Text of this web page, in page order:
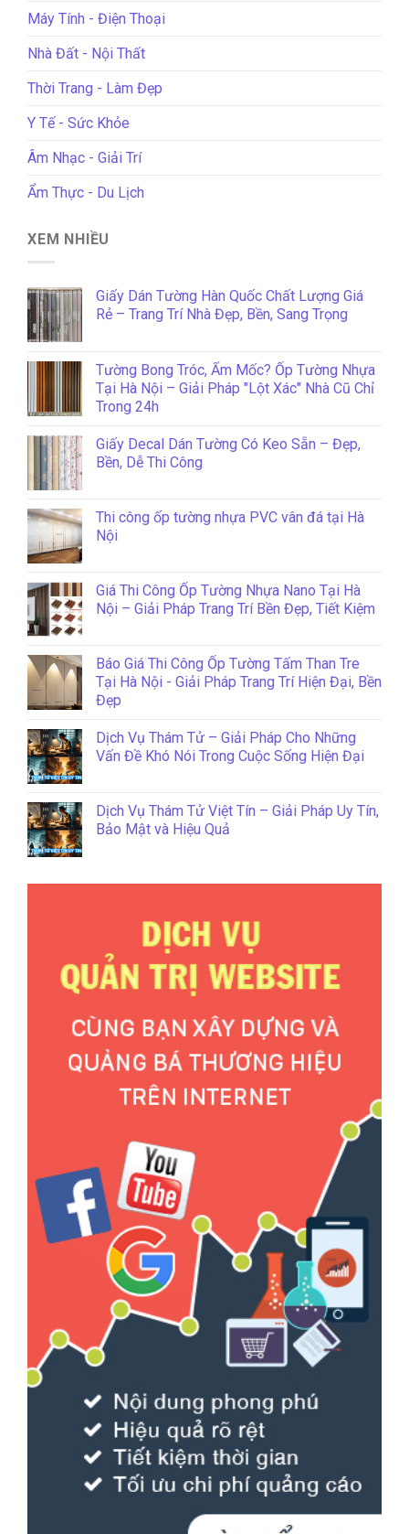
Máy Tính - Điện Thoại
Nhà Đất - Nội Thất
Thời Trang - Làm Đẹp
Y Tế - Sức Khỏe
Âm Nhạc - Giải Trí
Ẩm Thực - Du Lịch
XEM NHIỀU
Giấy Dán Tường Hàn Quốc Chất Lượng Giá
Rẻ – Trang Trí Nhà Đẹp, Bền, Sang Trọng
Tường Bong Tróc, Ẩm Mốc? Ốp Tường Nhựa
Tại Hà Nội – Giải Pháp "Lột Xác" Nhà Cũ Chỉ
Trong 24h
Giấy Decal Dán Tường Có Keo Sẵn – Đẹp,
Bền, Dễ Thi Công
Thi công ốp tường nhựa PVC vân đá tại Hà
Nội
Giá Thi Công Ốp Tường Nhựa Nano Tại Hà
Nội – Giải Pháp Trang Trí Bền Đẹp, Tiết Kiệm
Báo Giá Thi Công Ốp Tường Tấm Than Tre
Tại Hà Nội - Giải Pháp Trang Trí Hiện Đại, Bền
Đẹp
Dịch Vụ Thám Tử – Giải Pháp Cho Những
Vấn Đề Khó Nói Trong Cuộc Sống Hiện Đại
Dịch Vụ Thám Tử Việt Tín – Giải Pháp Uy Tín,
Bảo Mật và Hiệu Quả